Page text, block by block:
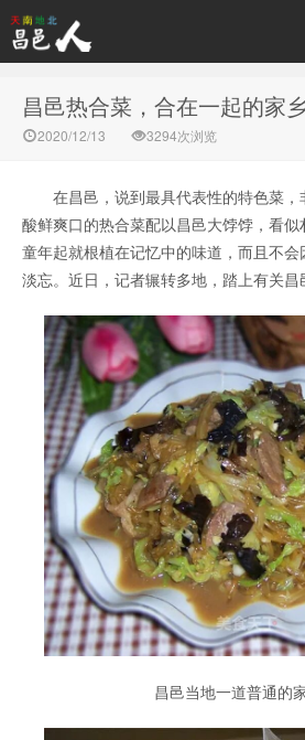
昌邑热合菜，合在一起的家
2020/12/13 3294次浏览
在昌邑，说到最具代表性的特色菜
酸鲜爽口的热合菜配以昌邑大饽饽，看
童年起就根植在记忆中的味道，而且不
淡忘。近日，记者辗转多地，踏上有关昌
昌邑当地一道普通的